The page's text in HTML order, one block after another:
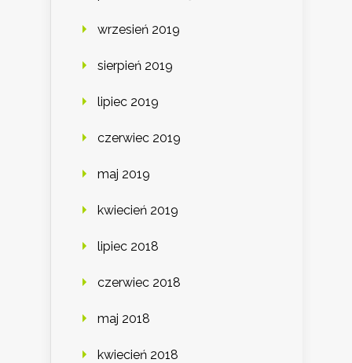
wrzesień 2019
sierpień 2019
lipiec 2019
czerwiec 2019
maj 2019
kwiecień 2019
lipiec 2018
czerwiec 2018
maj 2018
kwiecień 2018